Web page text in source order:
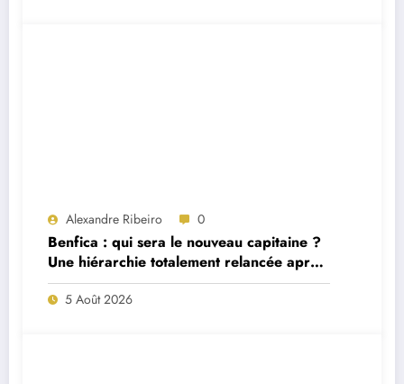
Alexandre Ribeiro 0
Benfica : qui sera le nouveau capitaine ?
Une hiérarchie totalement relancée après
deux départs majeurs
5 Août 2026